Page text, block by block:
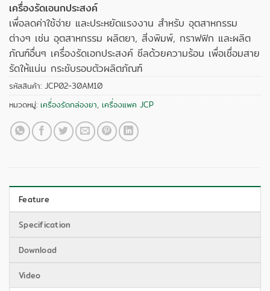
เครื่องรัดเอนกประสงค์
เพื่อลดค่าใช้จ่าย และประหยัดแรงงาน สำหรับ อุตสาหกรรม
ต่างๆ เช่น อุตสาหกรรม ผลิตยา, สิ่งพิมพ์, กราฟฟิก และผลิต
ภัณฑ์อื่นๆ เครื่องรัดเอกประสงค์ ซีลด้วยความร้อน เพื่อเชื่อมสาย
รัดให้แน่น กระชับรอบตัวผลิตภัณฑ์
รหัสสินค้า: JCP02-30AM10
หมวดหมู่: เครื่องรัดกล่องยา, เครื่องแพค JCP
Feature
Specification
Download
Video